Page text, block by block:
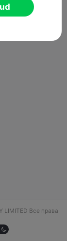
LIMITED Все права